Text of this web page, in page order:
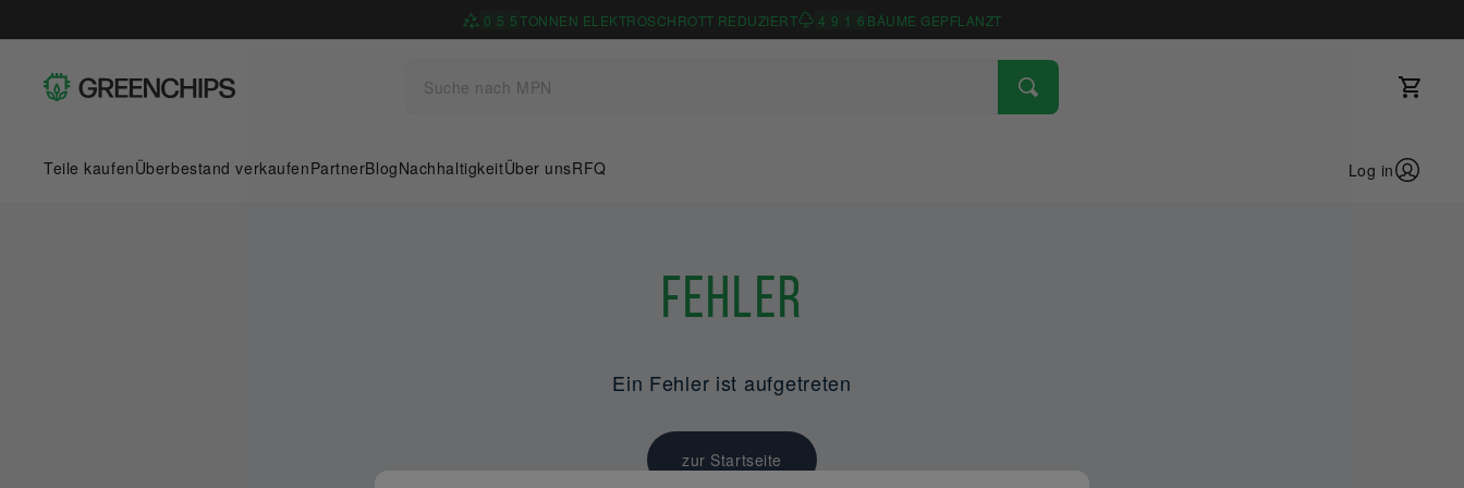
0 5 5 TONNEN ELEKTROSCHROTT REDUZIERT 4 9 1 6 BÄUME GEPFLANZT
Teile kaufenÜberbestand verkaufenPartnerBlogNachhaltigkeitÜber unsRFQ Log in
Fehler
Ein Fehler ist aufgetreten
zur Startseite